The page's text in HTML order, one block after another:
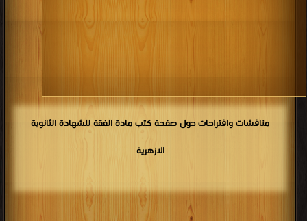
مناقشات واقتراحات حول صفحة كتب مادة الفقة للشهادة الثانوية
الازهرية